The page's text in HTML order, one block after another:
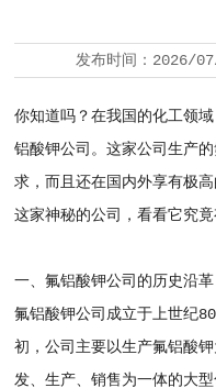
发布时间： 2026/
你知道吗？在我国的化工领
铝酸钾公司。这家公司生产的
求，而且还在国内外享有极
这家神秘的公司，看看它究竟
一、氟铝酸钾公司的历史沿革
氟铝酸钾公司成立于上世纪
初，公司主要以生产氟铝酸
发、生产、销售为一体的大